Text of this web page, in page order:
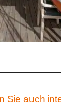
Sie auch